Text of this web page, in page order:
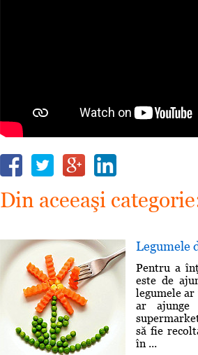
Din aceeaşi
Legumele
Pentru a
este de
legumele ar
ar
să fie
în ...